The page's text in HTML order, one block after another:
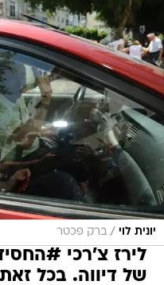
יונית לוי / ברק פכטר
לירז צ'רכי
של דיווה. בכל